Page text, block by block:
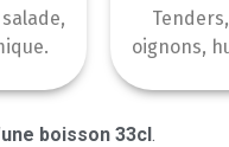
oignons,
une boisson 33cl.